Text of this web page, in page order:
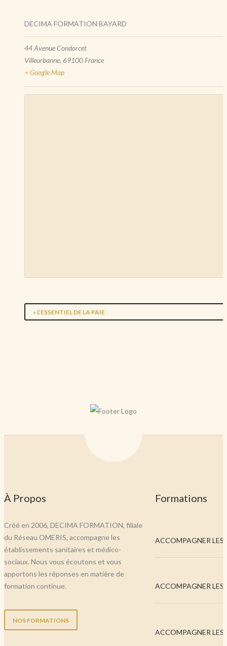
DECIMA FORMATION BAYARD
44 Avenue Condorcet
Villeurbanne, 69100 France
+ Google Map
« L’ESSENTIEL DE LA PAIE
À Propos
Créé en 2006, DECIMA FORMATION, filiale
du Réseau OMERIS, accompagne les
établissements sanitaires et médico-
sociaux. Nous vous écoutons et vous
apportons les réponses en matière de
formation continue.
NOS FORMATIONS
Formations
ACCOMPAGNER
ACCOMPAGNER
ACCOMPAGNER